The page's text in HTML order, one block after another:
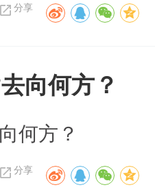
分享
向何方？
何方？
分享